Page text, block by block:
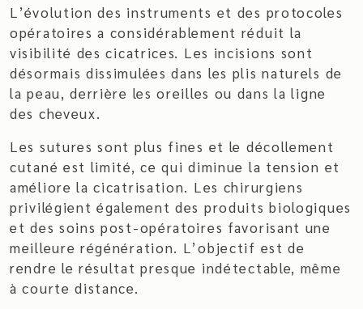
L’évolution des instruments et des protocoles
opératoires a considérablement réduit la
visibilité des cicatrices. Les incisions sont
désormais dissimulées dans les plis naturels de
la peau, derrière les oreilles ou dans la ligne
des cheveux.
Les sutures sont plus fines et le décollement
cutané est limité, ce qui diminue la tension et
améliore la cicatrisation. Les chirurgiens
privilégient également des produits biologiques
et des soins post-opératoires favorisant une
meilleure régénération. L’objectif est de
rendre le résultat presque indétectable, même
à courte distance.